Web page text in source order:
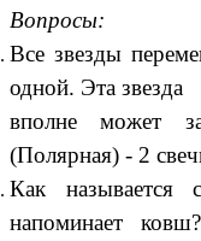
Вопросы:
Все звезды
одной. Эта звезда
вполне может
(Полярная) - 2
Как называется
напоминает ковш?